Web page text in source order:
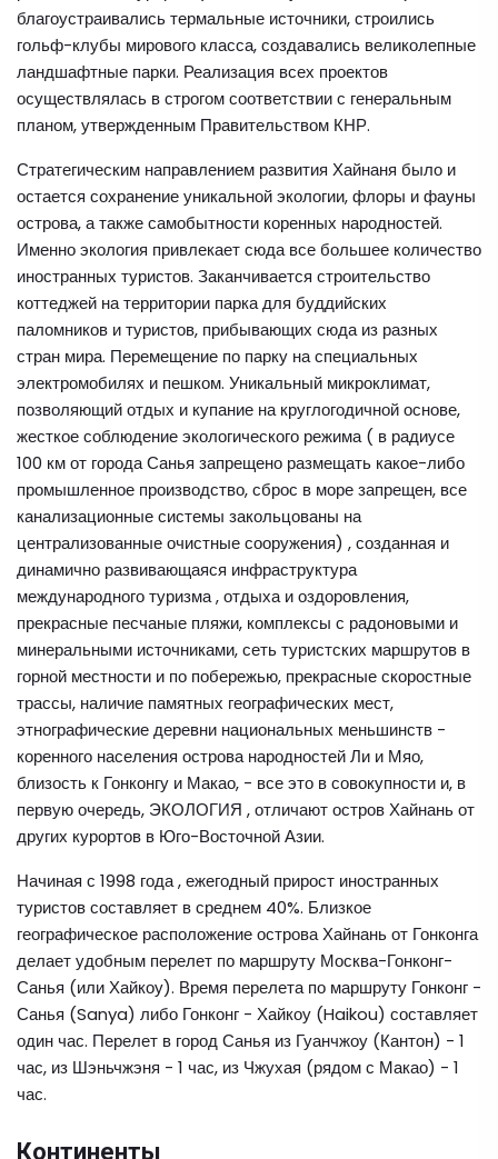
благоустраивались термальные источники, строились
гольф-клубы мирового класса, создавались великолепные
ландшафтные парки. Реализация всех проектов
осуществлялась в строгом соответствии с генеральным
планом, утвержденным Правительством КНР.
Стратегическим направлением развития Хайнаня было и
остается сохранение уникальной экологии, флоры и фауны
острова, а также самобытности коренных народностей.
Именно экология привлекает сюда все большее количество
иностранных туристов. Заканчивается строительство
коттеджей на территории парка для буддийских
паломников и туристов, прибывающих сюда из разных
стран мира. Перемещение по парку на специальных
электромобилях и пешком. Уникальный микроклимат,
позволяющий отдых и купание на круглогодичной основе,
жесткое соблюдение экологического режима ( в радиусе
100 км от города Санья запрещено размещать какое-либо
промышленное производство, сброс в море запрещен, все
канализационные системы закольцованы на
централизованные очистные сооружения) , созданная и
динамично развивающаяся инфраструктура
международного туризма , отдыха и оздоровления,
прекрасные песчаные пляжи, комплексы с радоновыми и
минеральными источниками, сеть туристских маршрутов в
горной местности и по побережью, прекрасные скоростные
трассы, наличие памятных географических мест,
этнографические деревни национальных меньшинств -
коренного населения острова народностей Ли и Мяо,
близость к Гонконгу и Макао, - все это в совокупности и, в
первую очередь, ЭКОЛОГИЯ , отличают остров Хайнань от
других курортов в Юго-Восточной Азии.
Начиная с 1998 года , ежегодный прирост иностранных
туристов составляет в среднем 40%. Близкое
географическое расположение острова Хайнань от Гонконга
делает удобным перелет по маршруту Москва-Гонконг-
Санья (или Хайкоу). Время перелета по маршруту Гонконг -
Санья (Sanya) либо Гонконг - Хайкоу (Haikou) составляет
один час. Перелет в город Санья из Гуанчжоу (Кантон) - 1
час, из Шэньчжэня - 1 час, из Чжухая (рядом с Макао) - 1
час.
Континенты